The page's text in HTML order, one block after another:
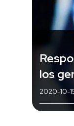
los
2020-10-